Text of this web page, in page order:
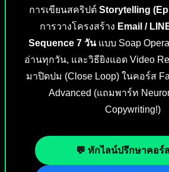
การเขียนสคริปต์ Storytelling
การวางโครงสร้าง Email /
Sequence 7 วันแบบ Soap
อ่านทุกวัน, และวิธียิงแอด Video
มาปิดปม (Close Loop) ในคอร์ส
Advanced (แถมพาร์ท
Copywriting!)
💬 ทักไลน์ปรึกษาคอร์